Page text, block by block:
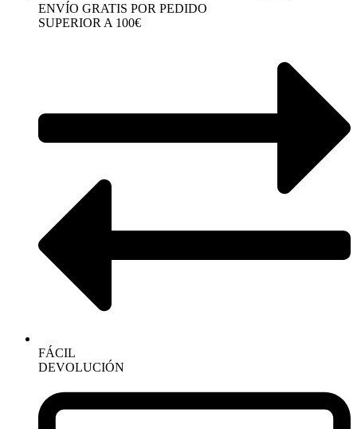
ENVÍO GRATIS POR PEDIDO
SUPERIOR A 100€
FÁCIL
DEVOLUCIÓN